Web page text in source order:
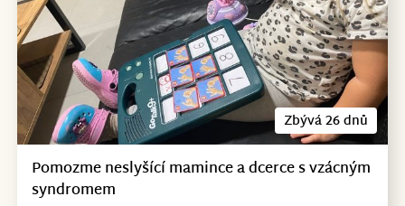
Zbývá 26 dnů
Pomozme neslyšící mamince a dcerce s vzácným
syndromem